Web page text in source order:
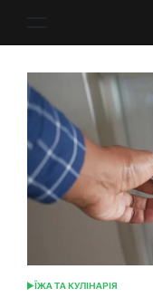
ОПУБЛІКУВАТИ
ЇЖА ТА КУЛІНАРІЯ